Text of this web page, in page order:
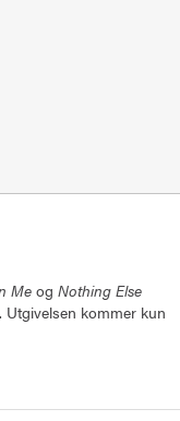
Meog Nothing Else
Utgivelsen kommer kun